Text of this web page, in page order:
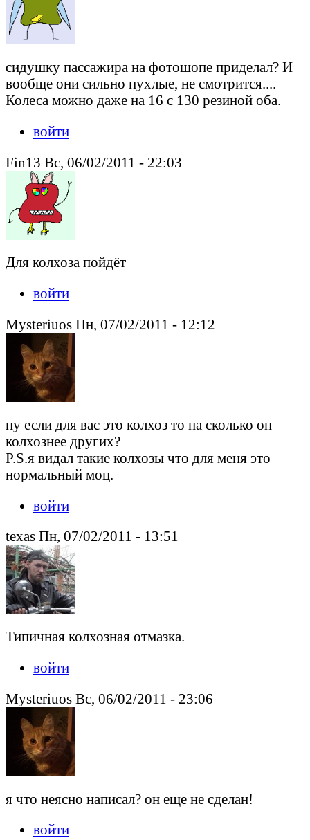
сидушку пассажира на фотошопе приделал? И
вообще они сильно пухлые, не смотрится....
Колеса можно даже на 16 с 130 резиной оба.
войти
Fin13 Вс, 06/02/2011 - 22:03
Для колхоза пойдёт
войти
Mysteriuos Пн, 07/02/2011 - 12:12
ну если для вас это колхоз то на сколько он
колхознее других?
P.S.я видал такие колхозы что для меня это
нормальный моц.
войти
texas Пн, 07/02/2011 - 13:51
Типичная колхозная отмазка.
войти
Mysteriuos Вс, 06/02/2011 - 23:06
я что неясно написал? он еще не сделан!
войти